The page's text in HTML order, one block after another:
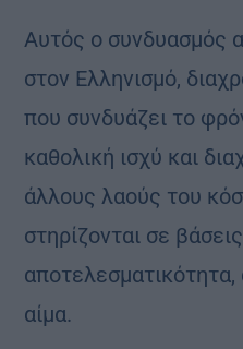
Αυτός ο συνδυασμός
στον Ελληνισμό,
που συνδυάζει το
καθολική ισχύ και
άλλους λαούς του
στηρίζονται σε
αποτελεσματικότητα,
αίμα.